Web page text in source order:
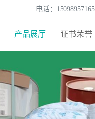
电话： 15098957165
产品展厅 证书荣誉